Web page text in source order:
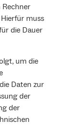
Rechner
muss
die Dauer
um die
Daten zur
der
der